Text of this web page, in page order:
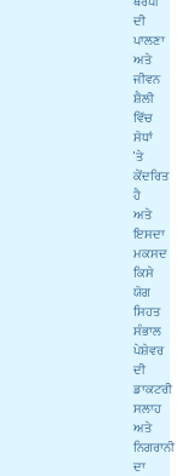
ਦੀ
ਪਾਲਣਾ
ਅਤੇ
ਜੀਵਨ
ਸ਼ੈਲੀ
ਵਿੱਚ
ਸੋਧਾਂ
'ਤੇ
ਕੇਂਦਰਿਤ
ਹੈ
ਅਤੇ
ਇਸਦਾ
ਮਕਸਦ
ਕਿਸੇ
ਯੋਗ
ਸਿਹਤ
ਸੰਭਾਲ
ਪੇਸ਼ੇਵਰ
ਦੀ
ਡਾਕਟਰੀ
ਸਲਾਹ
ਅਤੇ
ਨਿਗਰਾਨੀ
ਦਾ